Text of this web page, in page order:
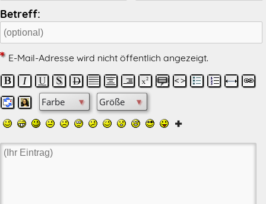
Betreff:
E-Mail-Adresse wird nicht öffentlich angezeigt.